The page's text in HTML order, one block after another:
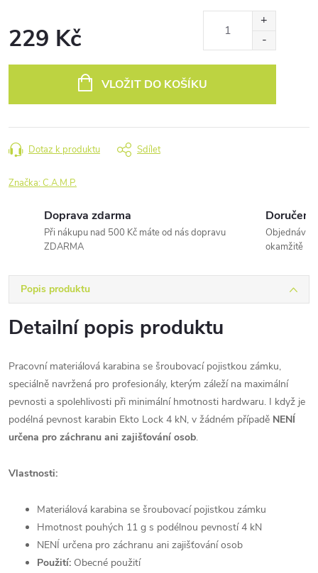
229 Kč
VLOŽIT DO KOŠÍKU
Dotaz k produktu Sdílet
Značka:C.A.M.P.
Doprava zdarma
Při nákupu nad 500 Kč máte od nás dopravu
ZDARMA
Doručení
okamžitě
Popis produktu
Detailní popis produktu
Pracovní materiálová karabina se šroubovací pojistkou zámku,
speciálně navržená pro profesionály, kterým záleží na maximální
pevnosti a spolehlivosti při minimální hmotnosti hardwaru. I když je
podélná pevnost karabin Ekto Lock 4 kN, v žádném případě NENÍ
určena pro záchranu ani zajišťování osob.
Vlastnosti:
Materiálová karabina se šroubovací pojistkou zámku
Hmotnost pouhých 11 g s podélnou pevností 4 kN
NENÍ určena pro záchranu ani zajišťování osob
Použití: Obecné použití